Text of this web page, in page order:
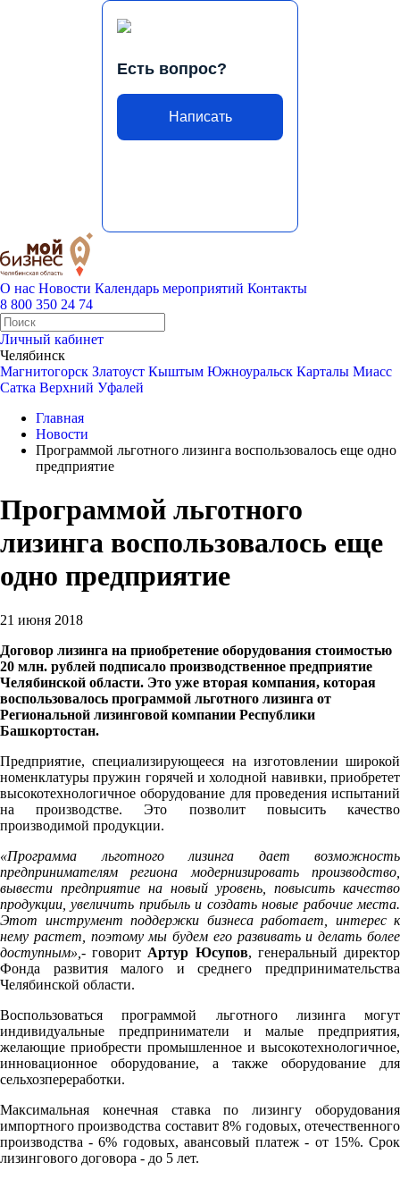
Есть вопрос?
Написать
О нас Новости Календарь мероприятий Контакты
8 800 350 24 74
Личный кабинет
Челябинск
Магнитогорск Златоуст Кыштым Южноуральск Карталы Миасс
Сатка Верхний Уфалей
Главная
Новости
Программой льготного лизинга воспользовалось еще одно
предприятие
Программой льготного
лизинга воспользовалось еще
одно предприятие
21 июня 2018
Договор лизинга на приобретение оборудования стоимостью
20 млн. рублей подписало производственное предприятие
Челябинской области. Это уже вторая компания, которая
воспользовалось программой льготного лизинга от
Региональной лизинговой компании Республики
Башкортостан.
Предприятие, специализирующееся на изготовлении широкой
номенклатуры пружин горячей и холодной навивки, приобретет
высокотехнологичное оборудование для проведения испытаний
на производстве. Это позволит повысить качество
производимой продукции.
«Программа льготного лизинга дает возможность
предпринимателям региона модернизировать производство,
вывести предприятие на новый уровень, повысить качество
продукции, увеличить прибыль и создать новые рабочие места.
Этот инструмент поддержки бизнеса работает, интерес к
нему растет, поэтому мы будем его развивать и делать более
доступным», - говорит Артур Юсупов, генеральный директор
Фонда развития малого и среднего предпринимательства
Челябинской области.
Воспользоваться программой льготного лизинга могут
индивидуальные предприниматели и малые предприятия,
желающие приобрести промышленное и высокотехнологичное,
инновационное оборудование, а также оборудование для
сельхозпереработки.
Максимальная конечная ставка по лизингу оборудования
импортного производства составит 8% годовых, отечественного
производства - 6% годовых, авансовый платеж - от 15%. Срок
лизингового договора - до 5 лет.